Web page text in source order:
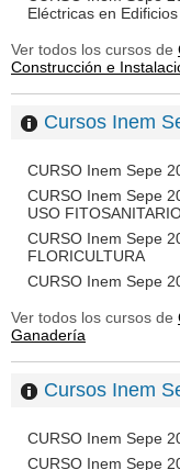
Eléctricas en
Ver todos los cursos de
Construcción e
Cursos Inem
CURSO Inem Sepe
CURSO Inem Sepe
USO
CURSO Inem Sepe
FLORICULTURA
CURSO Inem Sepe
Ver todos los cursos de
Ganadería
Cursos Inem
CURSO Inem Sepe
CURSO Inem Sepe